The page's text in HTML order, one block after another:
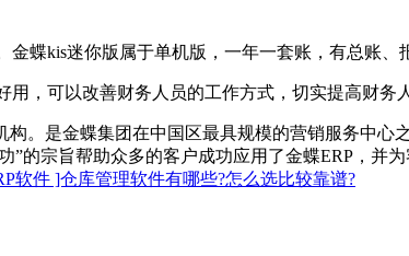
kis迷你版属于单机版，一年一套账，有总账、
可以改善财务人员的工作方式，切实提高财务
。是金蝶集团在中国区最具规模的营销服务中心
的宗旨帮助众多的客户成功应用了金蝶ERP，并为
软件 ]仓库管理软件有哪些?怎么选比较靠谱?